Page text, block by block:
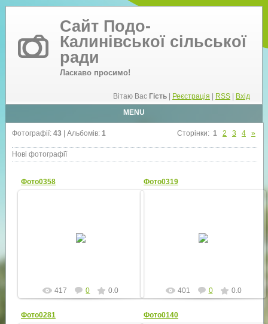
Сайт Подо-
Калинівської сільської
ради
Ласкаво просимо!
Вітаю Вас Гість Реєстрація RSS
Вхід
MENU
Фотографії: 43| Альбомів: 1 Сторінки: 1 2 3 4 »
Нові фотографії
Фото0358
417 0 0.0
Фото0319
401 0 0.0
Фото0281 Фото0140